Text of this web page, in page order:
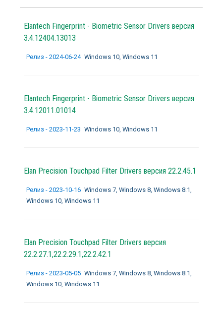
Elantech Fingerprint - Biometric Sensor Drivers версия
3.4.12404.13013
Релиз - 2024-06-24 Windows 10, Windows 11
Elantech Fingerprint - Biometric Sensor Drivers версия
3.4.12011.01014
Релиз - 2023-11-23 Windows 10, Windows 11
Elan Precision Touchpad Filter Drivers версия 22.2.45.1
Релиз - 2023-10-16 Windows 7, Windows 8, Windows 8.1,
Windows 10, Windows 11
Elan Precision Touchpad Filter Drivers версия
22.2.27.1,22.2.29.1,22.2.42.1
Релиз - 2023-05-05 Windows 7, Windows 8, Windows 8.1,
Windows 10, Windows 11